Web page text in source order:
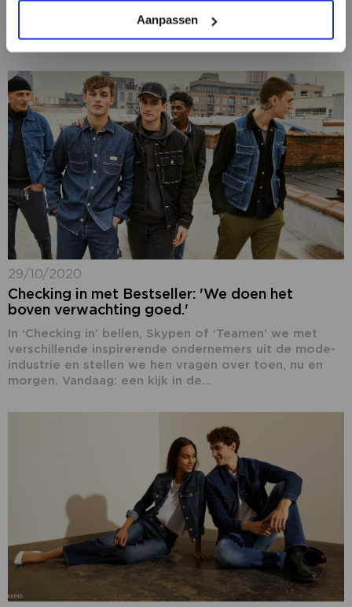
Aanpassen
zoals dit vrijwel met alle patronen het geval is, heeft
ook iedere ruitsoort door...
29/10/2020
Checking in met Bestseller: 'We doen het
boven verwachting goed.'
In ‘Checking in’ bellen, Skypen of ‘Teamen’ we met
verschillende inspirerende ondernemers uit de mode-
industrie en stellen we hen vragen over toen, nu en
morgen. Vandaag: een kijk in de...